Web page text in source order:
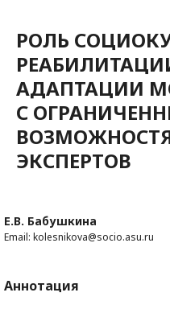
РОЛЬ
АДАПТАЦИИ
С
ЭКСПЕРТОВ
Е.В. Бабушкина
Email: kolesnikova@socio.asu.ru
Аннотация